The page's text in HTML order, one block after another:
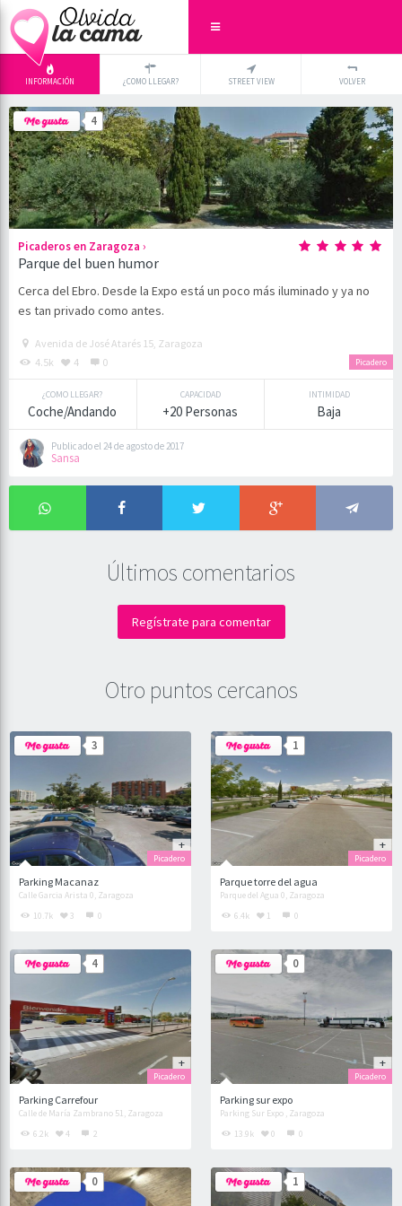
INFORMACIÓN ¿COMO LLEGAR? STREET VIEW VOLVER
4
Picaderos en Zaragoza ›
Parque del buen humor
Cerca del Ebro. Desde la Expo está un poco más iluminado y ya no
es tan privado como antes.
Picadero
Avenida de José Atarés 15, Zaragoza
4.5k
4 0
¿COMO LLEGAR?
Coche/Andando
CAPACIDAD
+20 Personas
INTIMIDAD
Baja
Publicado el 24 de agosto de 2017
Sansa
Últimos comentarios
Regístrate para comentar
Otro puntos cercanos
3
Parking Macanaz
Calle Garcia Arista 0, Zaragoza
Picadero
10.7k 3 0
1
Parque torre del agua
Parque del Agua 0, Zaragoza
Picadero
6.4k 1 0
4
Parking Carrefour
Calle de María Zambrano 51, Zaragoza
Picadero
6.2k 4 2
0
Parking sur expo
Parking Sur Expo , Zaragoza
Picadero
13.9k 0 0
0 1
-